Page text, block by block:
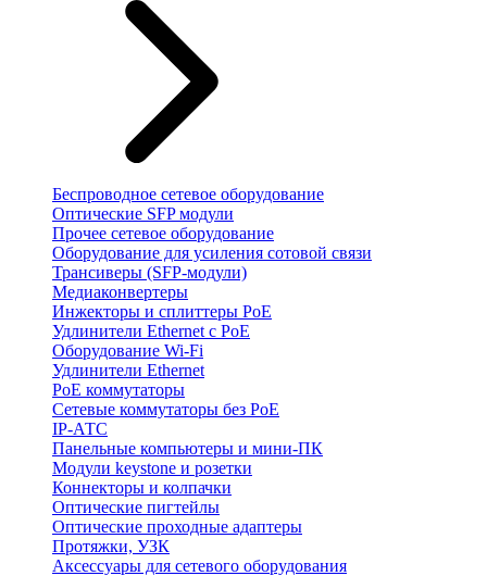
Беспроводное сетевое оборудование
Оптические SFP модули
Прочее сетевое оборудование
Оборудование для усиления сотовой связи
Трансиверы (SFP-модули)
Медиаконвертеры
Инжекторы и сплиттеры PoE
Удлинители Ethernet с PoE
Оборудование Wi-Fi
Удлинители Ethernet
PoE коммутаторы
Сетевые коммутаторы без PoE
IP-АТС
Панельные компьютеры и мини-ПК
Модули keystone и розетки
Коннекторы и колпачки
Оптические пигтейлы
Оптические проходные адаптеры
Протяжки, УЗК
Аксессуары для сетевого оборудования